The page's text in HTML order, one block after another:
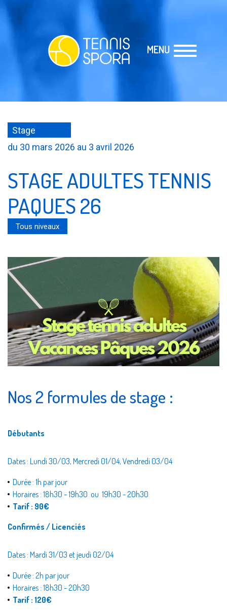
MENU
Stage
du 30 mars 2026 au 3 avril 2026
STAGE ADULTES TENNIS
PAQUES 26
Tous niveaux
Nos 2 formules de stage :
Débutants
Dates : Lundi 30/03, Mercredi 01/04, Vendredi 03/04
Durée : 1h par jour
Horaires : 18h30 - 19h30 ou 19h30 - 20h30
Tarif : 90€
Confirmés / Licenciés
Dates : Mardi 31/03 et jeudi 02/04
Durée : 2h par jour
Horaires : 18h30 - 20h30
Tarif : 120€